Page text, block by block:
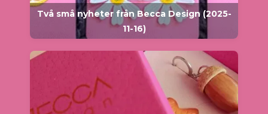
Två små nyheter från Becca Design (2025-
11-16)